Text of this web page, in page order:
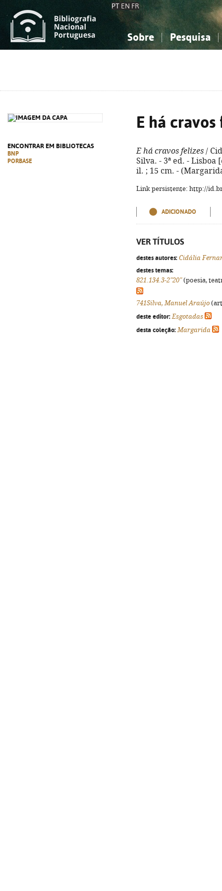
PT EN FR
Sobre Pesquisa
ENCONTRAR EM BIBLIOTECAS
BNP
PORBASE
E há cravos
E há cravos felizes /
Silva. - 3ª ed. - Lisboa
il. ; 15 cm. -
Link persistente: http://
ADICIONADO
VER TÍTULOS
destes autores: Cidália
destes temas:
821.134.3-2"20"(poesia,
741Silva, Manuel Araújo
deste editor: Esgotadas
desta coleção: Margarida